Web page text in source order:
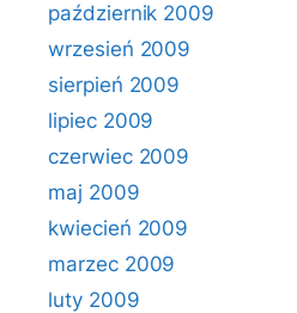
październik 2009
wrzesień 2009
sierpień 2009
lipiec 2009
czerwiec 2009
maj 2009
kwiecień 2009
marzec 2009
luty 2009